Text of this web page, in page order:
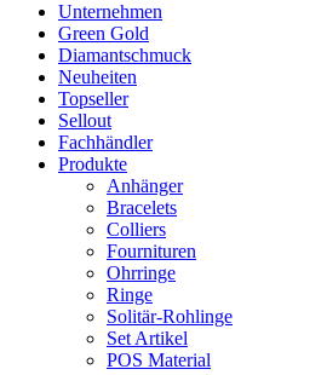
Unternehmen
Green Gold
Diamantschmuck
Neuheiten
Topseller
Sellout
Fachhändler
Produkte
Anhänger
Bracelets
Colliers
Fournituren
Ohrringe
Ringe
Solitär-Rohlinge
Set Artikel
POS Material